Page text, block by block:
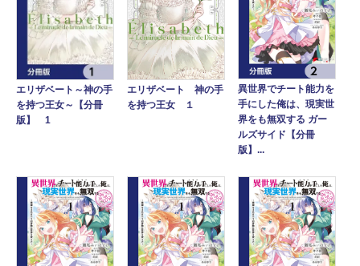
エリザベート～神の手
を持つ王女～【分冊
版】 1
エリザベート 神の手
を持つ王女 １
異世界でチート能力を
手にした俺は、現実世
界をも無双する ガー
ルズサイド【分冊
版】...